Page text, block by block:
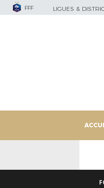
FFF LIGUES &